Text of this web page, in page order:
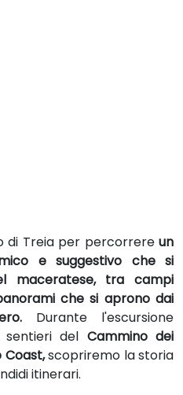
di Treia per percorrere un
e suggestivo che si
maceratese, tra campi
che si aprono dai
Durante l'escursione
del Cammino dei
Coast,scopriremo la storia
itinerari.